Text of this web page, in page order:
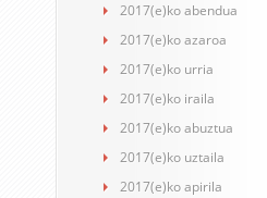
2017(e)ko abendua
2017(e)ko azaroa
2017(e)ko urria
2017(e)ko iraila
2017(e)ko abuztua
2017(e)ko uztaila
2017(e)ko apirila